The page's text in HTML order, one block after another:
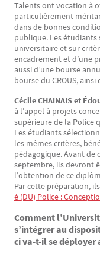
Talents ont vocation à
particulièrement
dans de bonnes
publique. Les
universitaire et sur
encadrement et d’une
aussi d’une bourse
bourse du CROUS,
Cécile CHAINAIS et
à l’appel à projets
supérieure de la Police
Les étudiants
les mêmes critères,
pédagogique. Avant de
septembre, ils devront
l’obtention de ce
Par cette préparation,
é (DU) Police :
Comment
s’intégrer au
ci va-t-il se déployer